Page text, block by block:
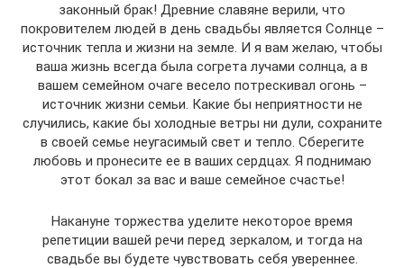
законный брак! Древние славяне верили, что
покровителем людей в день свадьбы является Солнце –
источник тепла и жизни на земле. И я вам желаю, чтобы
ваша жизнь всегда была согрета лучами солнца, а в
вашем семейном очаге весело потрескивал огонь –
источник жизни семьи. Какие бы неприятности не
случились, какие бы холодные ветры ни дули, сохраните
в своей семье неугасимый свет и тепло. Сберегите
любовь и пронесите ее в ваших сердцах. Я поднимаю
этот бокал за вас и ваше семейное счастье!
Накануне торжества уделите некоторое время
репетиции вашей речи перед зеркалом, и тогда на
свадьбе вы будете чувствовать себя увереннее.